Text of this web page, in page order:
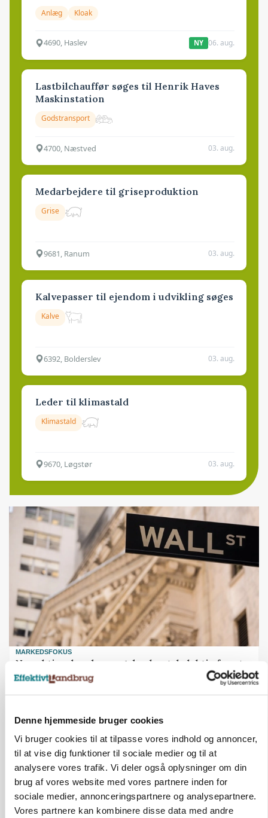
Denne hjemmeside bruger cookies
Vi bruger cookies til at tilpasse vores indhold og annoncer,
til at vise dig funktioner til sociale medier og til at
analysere vores trafik. Vi deler også oplysninger om din
brug af vores website med vores partnere inden for
sociale medier, annonceringspartnere og analysepartnere.
Vores partnere kan kombinere disse data med andre
Anlæg Kloak
4690, Haslev NY 06. aug.
Lastbilchauffør søges til Henrik Haves
Maskinstation
Godstransport
4700, Næstved 03. aug.
Medarbejdere til griseproduktion
Grise
9681, Ranum 03. aug.
Kalvepasser til ejendom i udvikling søges
Kalve
6392, Bolderslev 03. aug.
Leder til klimastald
Klimastald
9670, Løgstør 03. aug.
MARKEDSFOKUS
Nye aktierekorder – og den brutale lektie fra et
24-årigt finansgeni